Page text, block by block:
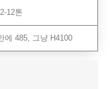
2-12톤
에 485, 그냥 H4100